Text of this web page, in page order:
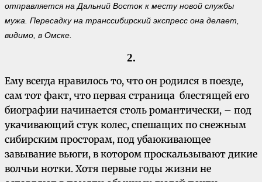
отправляется на Дальний Восток к месту новой службы
мужа. Пересадку на транссибирский экспресс она делает,
видимо, в Омске.
2.
Ему всегда нравилось то, что он родился в поезде,
сам тот факт, что первая страница блестящей его
биографии начинается столь романтически, – под
укачивающий стук колес, спешащих по снежным
сибирским просторам, под убаюкивающее
завывание вьюги, в котором проскальзывают дикие
волчьи нотки. Хотя первые годы жизни не